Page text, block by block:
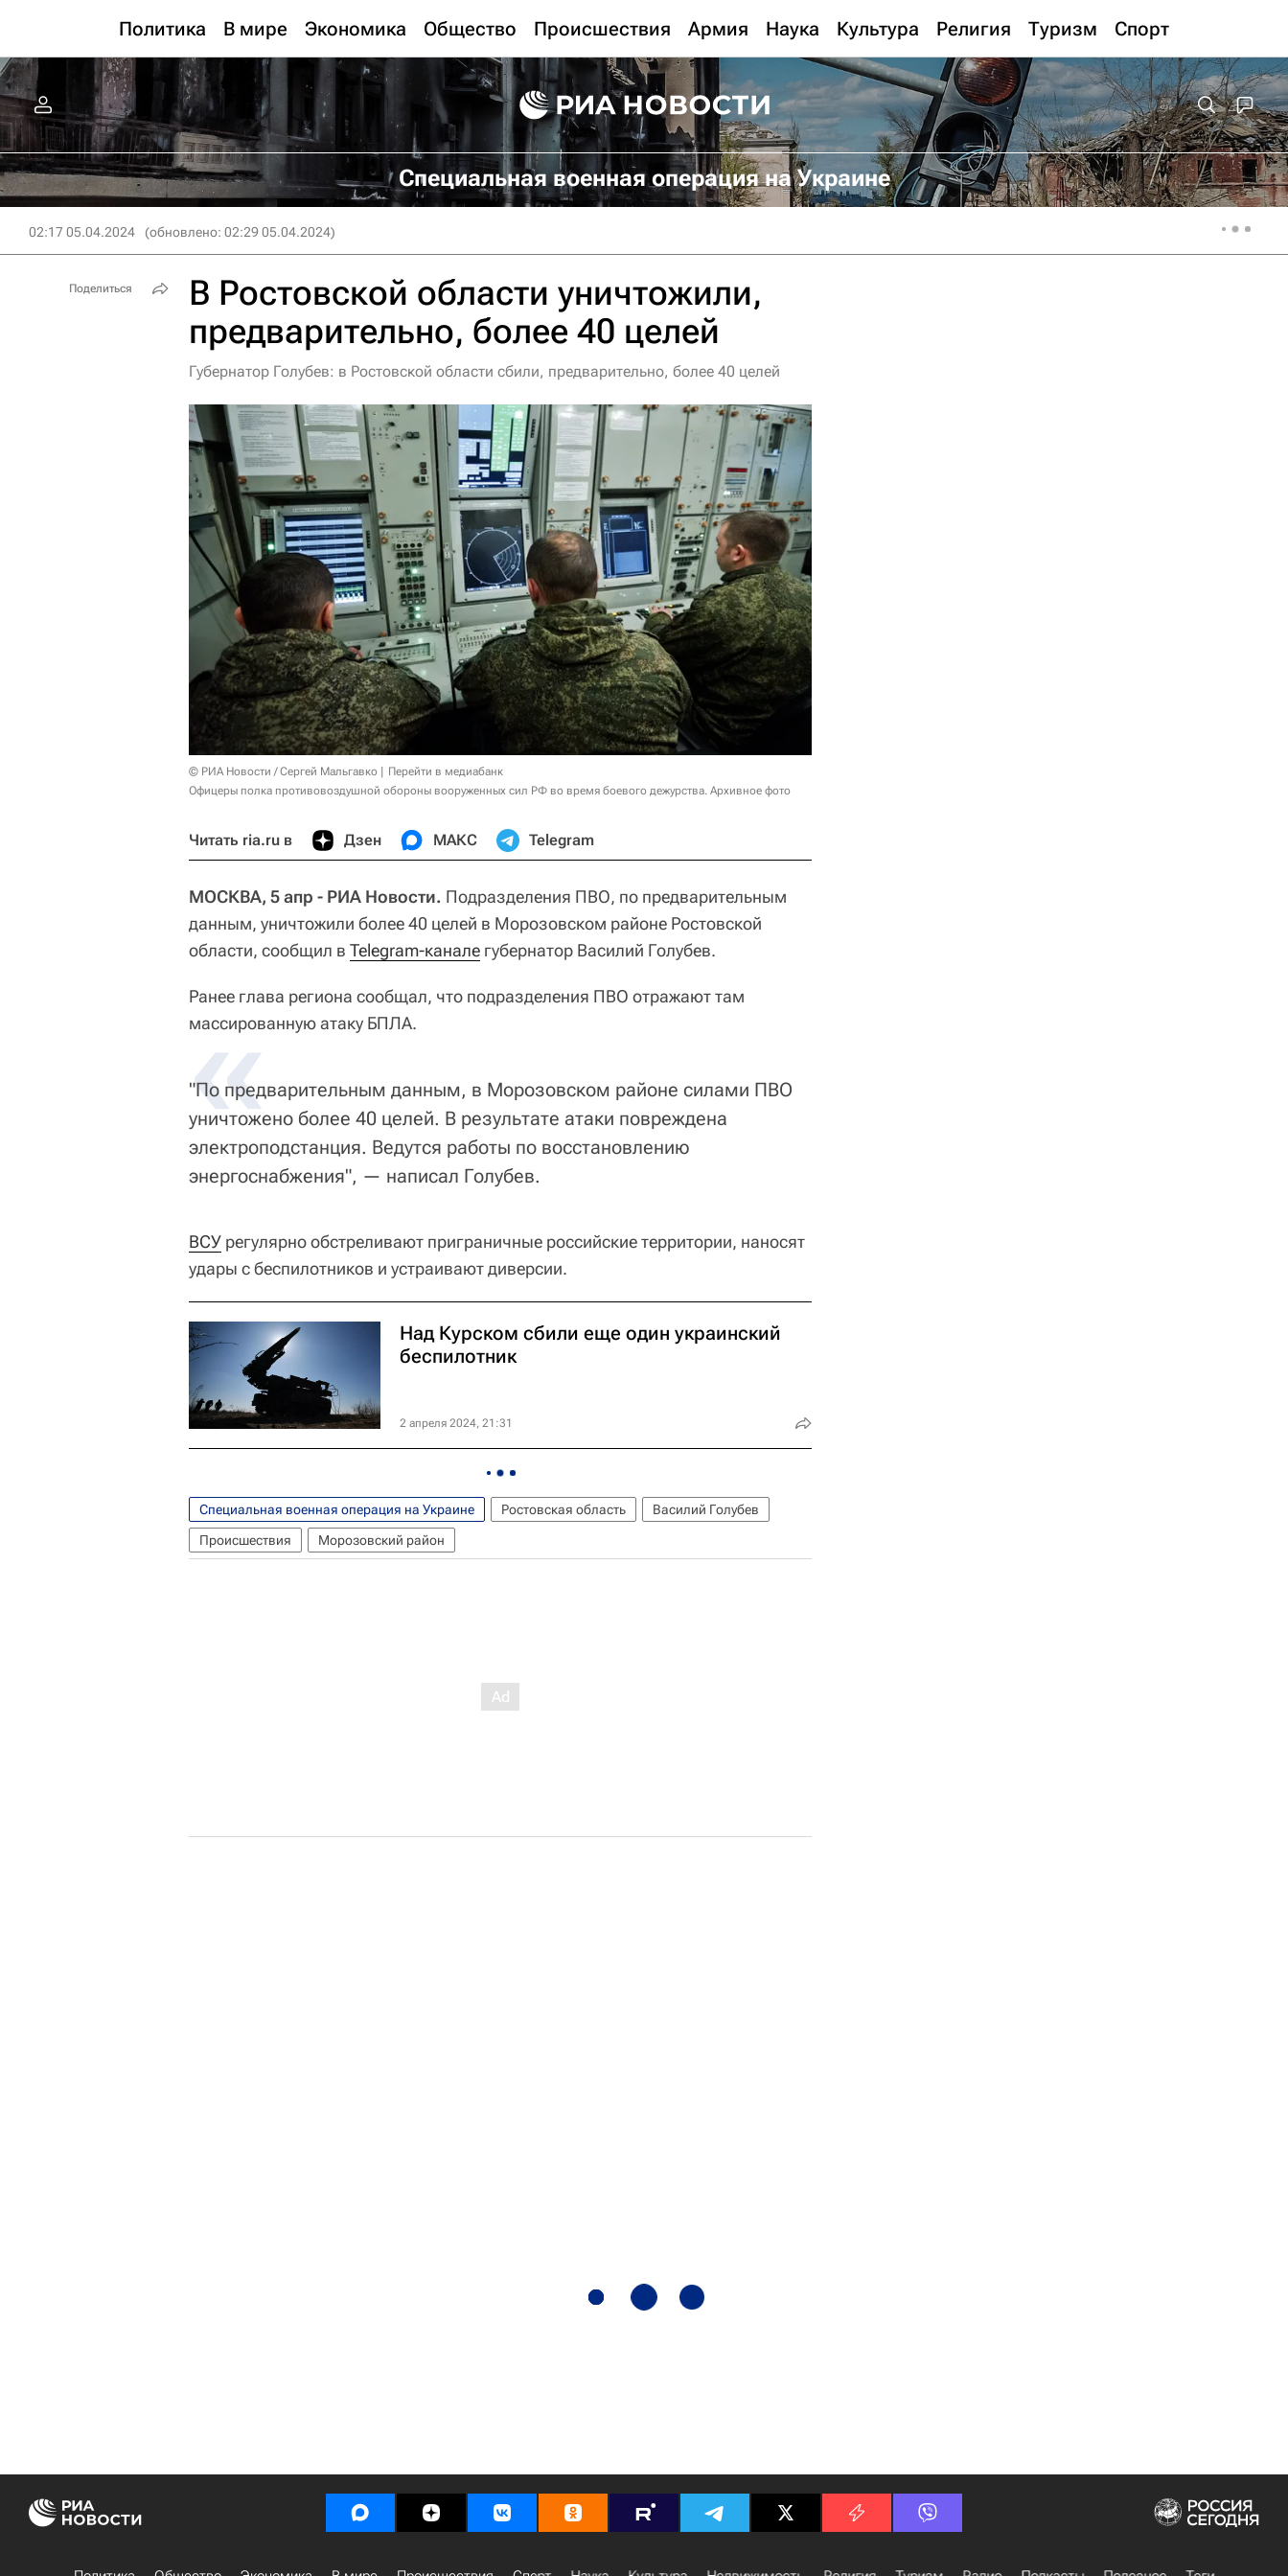
Политика В мире Экономика Общество Происшествия Армия Наука Культура Религия Туризм Спорт
Специальная военная операция на Украине
02:17 05.04.2024 (обновлено: 02:29 05.04.2024)
В Ростовской области уничтожили,
предварительно, более 40 целей
Губернатор Голубев: в Ростовской области сбили, предварительно, более 40 целей
© РИА Новости / Сергей Мальгавко
Перейти в медиабанк
Офицеры полка противовоздушной обороны вооруженных сил РФ во время боевого дежурства. Архивное фото
Читать ria.ru в Дзен МАКС Telegram
МОСКВА, 5 апр - РИА Новости. Подразделения ПВО, по предварительным
данным, уничтожили более 40 целей в Морозовском районе Ростовской
области, сообщил в Telegram-канале губернатор Василий Голубев.
Ранее глава региона сообщал, что подразделения ПВО отражают там
массированную атаку БПЛА.
«
"По предварительным данным, в Морозовском районе силами ПВО
уничтожено более 40 целей. В результате атаки повреждена
электроподстанция. Ведутся работы по восстановлению
энергоснабжения", — написал Голубев.
ВСУ регулярно обстреливают приграничные российские территории, наносят
удары с беспилотников и устраивают диверсии.
Над Курском сбили еще один украинский
беспилотник
2 апреля 2024, 21:31
Специальная военная операция на Украине Ростовская область
Василий Голубев
Происшествия
Морозовский район
Поделиться